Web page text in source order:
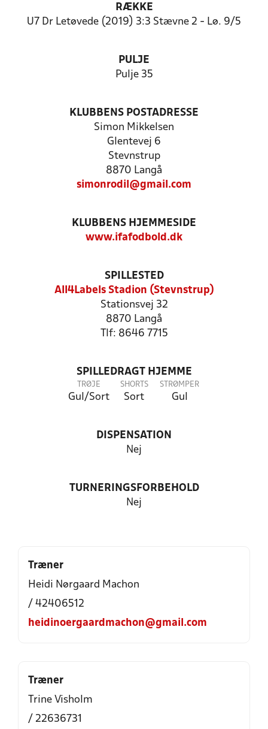
RÆKKE
U7 Dr Letøvede (2019) 3:3 Stævne 2 - Lø. 9/5
PULJE
Pulje 35
KLUBBENS POSTADRESSE
Simon Mikkelsen
Glentevej 6
Stevnstrup
8870 Langå
simonrodil@gmail.com
KLUBBENS HJEMMESIDE
www.ifafodbold.dk
SPILLESTED
All4Labels Stadion (Stevnstrup)
Stationsvej 32
8870 Langå
Tlf: 8646 7715
SPILLEDRAGT HJEMME
TRØJE
Gul/Sort
SHORTS
Sort
STRØMPER
Gul
DISPENSATION
Nej
TURNERINGSFORBEHOLD
Nej
Træner
Heidi Nørgaard Machon
/ 42406512
heidinoergaardmachon@gmail.com
Træner
Trine Visholm
/ 22636731